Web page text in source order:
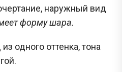
наружный вид
форму шара.
одного оттенка, тона